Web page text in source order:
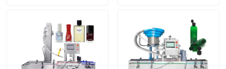
Sobre nós
Excursão da fábrica